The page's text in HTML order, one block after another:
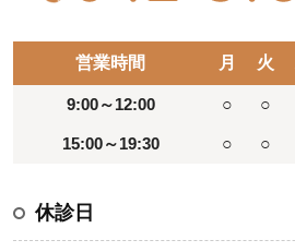
営業時間 月 火
9:00～12:00 ○ ○
15:00～19:30 ○ ○
休診日